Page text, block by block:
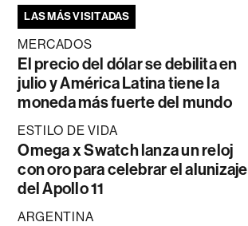
LAS MÁS VISITADAS
MERCADOS
El precio del dólar se debilita en
julio y América Latina tiene la
moneda más fuerte del mundo
ESTILO DE VIDA
Omega x Swatch lanza un reloj
con oro para celebrar el alunizaje
del Apollo 11
ARGENTINA